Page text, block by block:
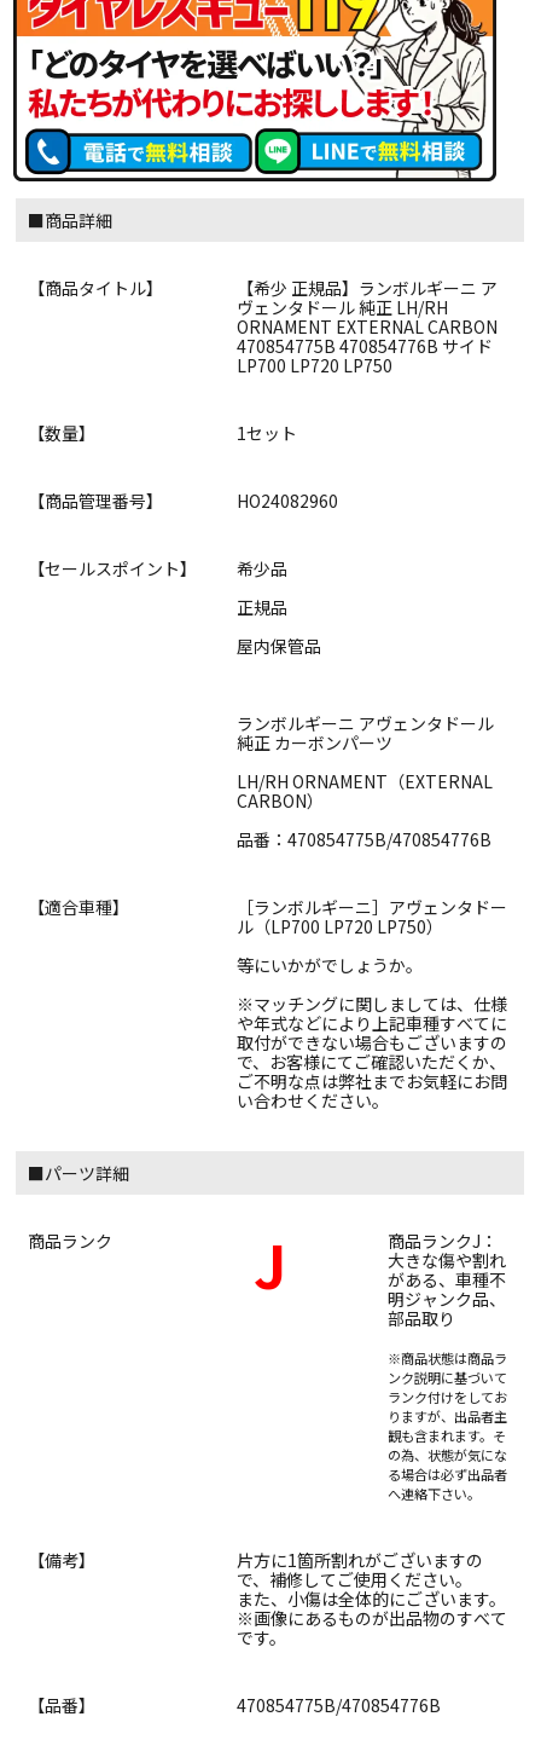
■商品詳細
【商品タイトル】
【希少 正規品】ランボルギーニ ア
ヴェンタドール 純正 LH/RH
ORNAMENT EXTERNAL CARBON
470854775B 470854776B サイド
LP700 LP720 LP750
【数量】 1セット
【商品管理番号】 HO24082960
【セールスポイント】
希少品
正規品
屋内保管品
ランボルギーニ アヴェンタドール
純正 カーボンパーツ
LH/RH ORNAMENT（EXTERNAL
CARBON）
品番：470854775B/470854776B
【適合車種】
［ランボルギーニ］アヴェンタドー
ル（LP700 LP720 LP750）
等にいかがでしょうか。
※マッチングに関しましては、仕様
や年式などにより上記車種すべてに
取付ができない場合もございますの
で、お客様にてご確認いただくか、
ご不明な点は弊社までお気軽にお問
い合わせください。
■パーツ詳細
商品ランク J
商品ランクJ：
大きな傷や割れ
がある、車種不
明ジャンク品、
部品取り
※商品状態は商品ラ
ンク説明に基づいて
ランク付けをしてお
りますが、出品者主
観も含まれます。そ
の為、状態が気にな
る場合は必ず出品者
へ連絡下さい。
【備考】
片方に1箇所割れがございますの
で、補修してご使用ください。
また、小傷は全体的にございます。
※画像にあるものが出品物のすべて
です。
【品番】 470854775B/470854776B